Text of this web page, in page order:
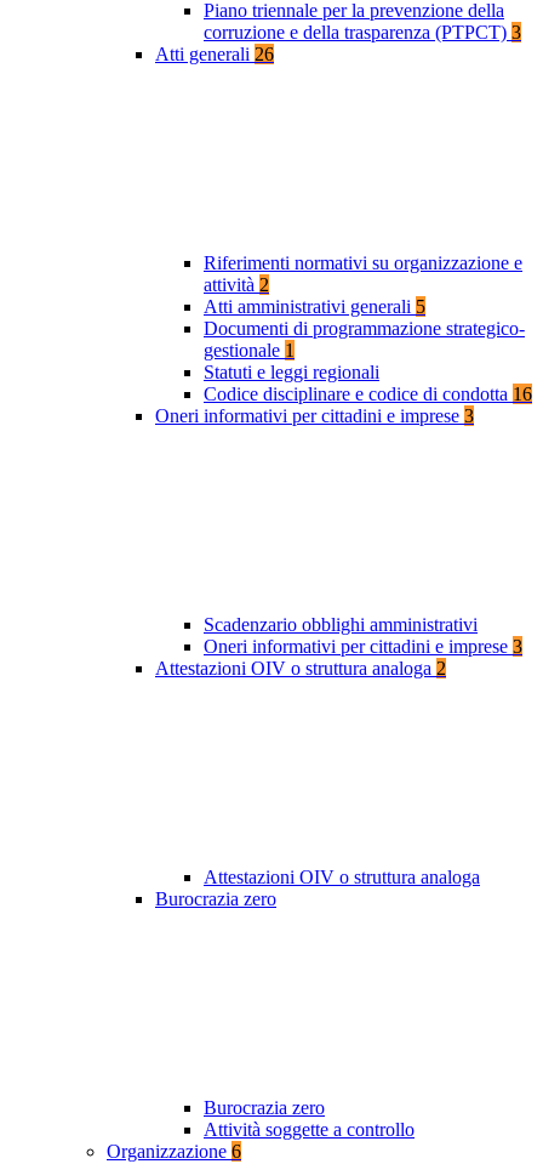
Piano triennale per la prevenzione della
corruzione e della trasparenza (PTPCT) 3
Atti generali 26
Riferimenti normativi su organizzazione e
attività 2
Atti amministrativi generali 5
Documenti di programmazione strategico-
gestionale 1
Statuti e leggi regionali
Codice disciplinare e codice di condotta 16
Oneri informativi per cittadini e imprese 3
Scadenzario obblighi amministrativi
Oneri informativi per cittadini e imprese 3
Attestazioni OIV o struttura analoga 2
Attestazioni OIV o struttura analoga
Burocrazia zero
Burocrazia zero
Attività soggette a controllo
Organizzazione 6